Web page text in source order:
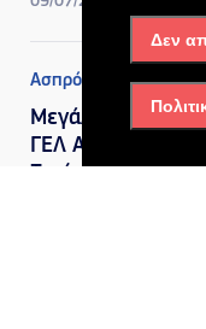
Ασπρόπυργος
Μεγάλες αλλαγές
ΓΕΛ Ασπροπύργου:
Ξεκίνησαν οι
Δεν